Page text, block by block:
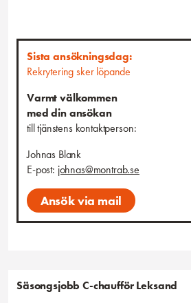
utmaningar dyker upp. Noggrannhet och
för oss, liksom din förmåga att alltid göra
säkerställa att våra kunder är nöjda.
Anställningsform, omfattning,
Vi erbjuder timanställning med placering i
överenskommelse.
Passar det in på dig eller känner
du kan tänkas rekommendera
Sista ansökningsdag:
Rekrytering sker löpande
Varmt välkommen
med din ansökan
till tjänstens kontaktperson:
Johnas Blank
E-post: johnas@montrab.se
Ansök via mail
Säsongsjobb C-chaufför Leksand